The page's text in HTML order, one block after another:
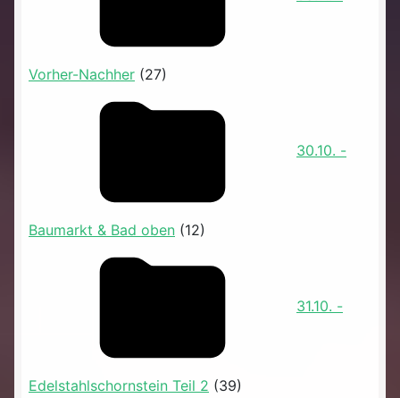
Vorher-Nachher (27)
30.10. -
Baumarkt & Bad oben (12)
31.10. -
Edelstahlschornstein Teil 2 (39)